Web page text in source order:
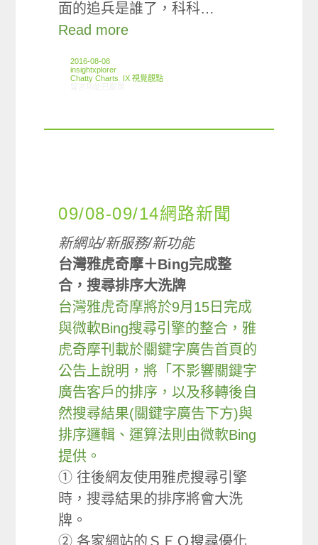
面的追兵是誰了，科科…
Read more
2016-08-08
insightxplorer
Chatty Charts
IX 視覺觀點
09/08-09/14網路新聞
新網站/新服務/新功能
台灣雅虎奇摩＋Bing完成整
合，搜尋排序大洗牌
台灣雅虎奇摩將於9月15日完成
與微軟Bing搜尋引擎的整合，雅
虎奇摩刊載於關鍵字廣告首頁的
公告上說明，將「不影響關鍵字
廣告客戶的排序，以及移轉後自
然搜尋結果(關鍵字廣告下方)與
排序邏輯、運算法則由微軟Bing
提供。
① 往後網友使用雅虎搜尋引擎
時，搜尋結果的排序將會大洗
牌。
② 各家網站的ＳＥＯ搜尋優化